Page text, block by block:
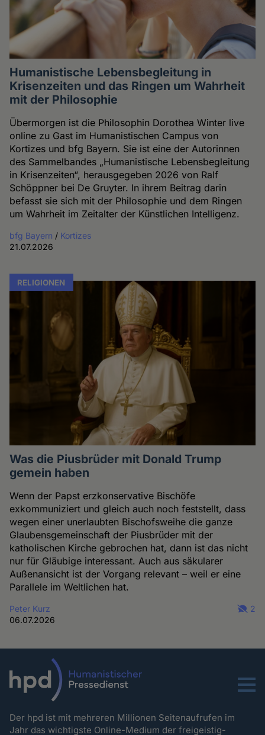
Humanistische Lebensbegleitung in
Krisenzeiten und das Ringen um Wahrheit
mit der Philosophie
Übermorgen ist die Philosophin Dorothea Winter live
online zu Gast im Humanistischen Campus von
Kortizes und bfg Bayern. Sie ist eine der Autorinnen
des Sammelbandes „Humanistische Lebensbegleitung
in Krisenzeiten“, herausgegeben 2026 von Ralf
Schöppner bei De Gruyter. In ihrem Beitrag darin
befasst sie sich mit der Philosophie und dem Ringen
um Wahrheit im Zeitalter der Künstlichen Intelligenz.
bfg Bayern / Kortizes
21.07.2026
RELIGIONEN
Was die Piusbrüder mit Donald Trump
gemein haben
Wenn der Papst erzkonservative Bischöfe
exkommuniziert und gleich auch noch feststellt, dass
wegen einer unerlaubten Bischofsweihe die ganze
Glaubensgemeinschaft der Piusbrüder mit der
katholischen Kirche gebrochen hat, dann ist das nicht
nur für Gläubige interessant. Auch aus säkularer
Außenansicht ist der Vorgang relevant – weil er eine
Parallele im Weltlichen hat.
Peter Kurz
06.07.2026
2
Menu
Der hpd ist mit mehreren Millionen Seitenaufrufen im
Jahr das wichtigste Online-Medium der freigeistig-